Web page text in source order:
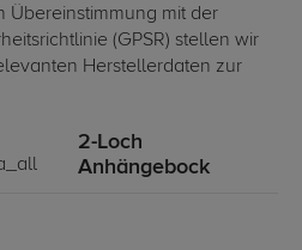
Übereinstimmung mit der
(GPSR) stellen wir
Herstellerdaten zur
2-Loch
Anhängebock